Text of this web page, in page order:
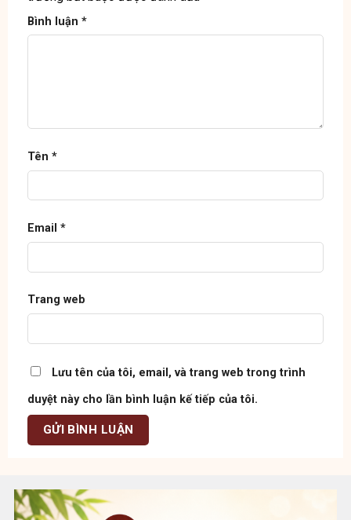
Bình luận *
Tên *
Email *
Trang web
Lưu tên của tôi, email, và trang web trong trình
duyệt này cho lần bình luận kế tiếp của tôi.